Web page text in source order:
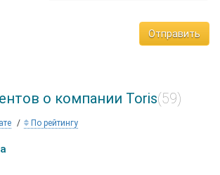
Отправить
о компании Toris(59)
По рейтингу